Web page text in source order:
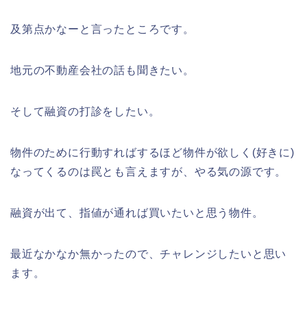
及第点かなーと言ったところです。
地元の不動産会社の話も聞きたい。
そして融資の打診をしたい。
物件のために行動すればするほど物件が欲しく(好きに)
なってくるのは罠とも言えますが、やる気の源です。
融資が出て、指値が通れば買いたいと思う物件。
最近なかなか無かったので、チャレンジしたいと思い
ます。